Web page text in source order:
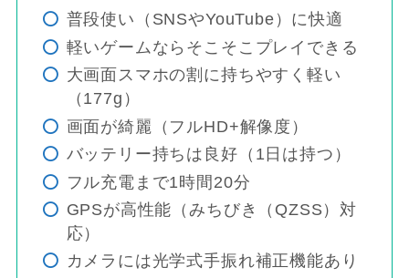
普段使い（SNSやYouTube）に快適
軽いゲームならそこそこプレイできる
大画面スマホの割に持ちやすく軽い
（177g）
画面が綺麗（フルHD+解像度）
バッテリー持ちは良好（1日は持つ）
フル充電まで1時間20分
GPSが高性能（みちびき（QZSS）対
応）
カメラには光学式手振れ補正機能あり